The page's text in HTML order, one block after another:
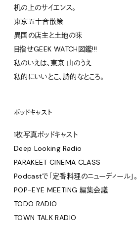
机の上のサイエンス。
東京五十音散策
異国の店主と土地の味
目指せGEEK WATCH図鑑!!!
私のいえは、東京 山のうえ
私的にいいとこ、詩的なところ。
ポッドキャスト
1枚写真ポッドキャスト
Deep Looking Radio
PARAKEET CINEMA CLASS
Podcastで「定番料理のニューディール」。
POP-EYE MEETING 編集会議
TODO RADIO
TOWN TALK RADIO